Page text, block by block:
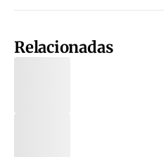
Relacionadas